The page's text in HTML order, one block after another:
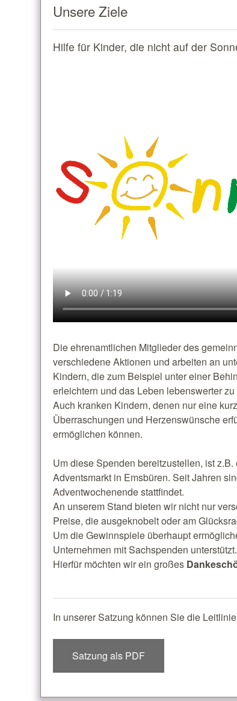
Unsere Ziele
Hilfe für Kinder, die nicht auf der
Die ehrenamtlichen Mitglieder des
verschiedene Aktionen und arbeiten an
Kindern, die zum Beispiel unter einer
erleichtern und das Leben lebenswerter zu
Auch kranken Kindern, denen nur eine
Überraschungen und Herzenswünsche
ermöglichen können.
Um diese Spenden bereitzustellen, ist
Adventsmarkt in Emsbüren. Seit Jahren
Adventwochenende stattfindet.
An unserem Stand bieten wir nicht nur
Preise, die ausgeknobelt oder am
Um die Gewinnspiele überhaupt
Unternehmen mit Sachspenden unterstützt.
Hierfür möchten wir ein großes
In unserer Satzung können Sie die
Satzung als PDF